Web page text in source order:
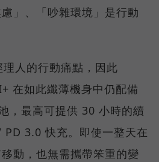
」、「吵雜環境」是行動
人的行動痛點，因此
在如此纖薄機身中仍配備
，最高可提供 30 小時的續
PD 3.0 快充。即使一整天在
動，也無需攜帶笨重的變